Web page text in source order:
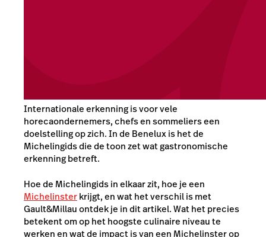
Internationale erkenning is voor vele
horecaondernemers, chefs en sommeliers een
doelstelling op zich. In de Benelux is het de
Michelingids die de toon zet wat gastronomische
erkenning betreft.
Hoe de Michelingids in elkaar zit, hoe je een
Michelinsterkrijgt, en wat het verschil is met
Gault&Millau ontdek je in dit artikel. Wat het precies
betekent om op het hoogste culinaire niveau te
werken en wat de impact is van een Michelinster op